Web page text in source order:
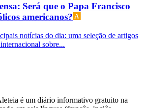
Será que o Papa Francisco
americanos?
notícias do dia: uma seleção de artigos
sobre...
é um diário informativo gratuito na